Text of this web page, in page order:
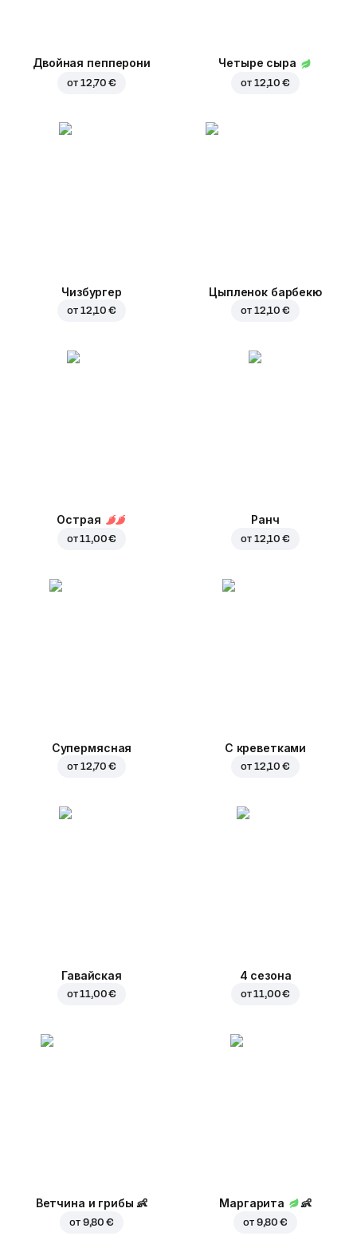
Двойная пепперони
от 12,70 €
Четыре сыра
от 12,10 €
Чизбургер
от 12,10 €
Цыпленок барбекю
от 12,10 €
Острая
от11,00 €
Ранч
от 12,10 €
Супермясная
от 12,70 €
С креветками
от 12,10 €
Гавайская
от11,00 €
4 сезона
от11,00 €
Ветчина и грибы 👶
от 9,80 €
Маргарита 👶
от 9,80 €